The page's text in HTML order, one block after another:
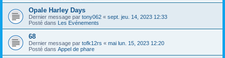
Opale Harley Days
Dernier message par tony062 « sept. jeu. 14, 2023 12:33
Posté dans Les Evénements
68
Dernier message par tofk12rs « mai lun. 15, 2023 12:20
Posté dans Appel de phare